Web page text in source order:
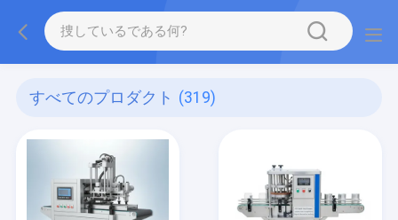
すべてのプロダクト (319)